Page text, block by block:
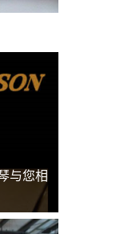
与您相